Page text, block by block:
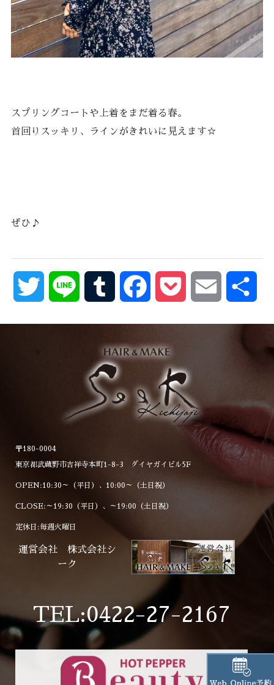
スプリングコートや上着をまだ着る春。
首回りスッキリ、ラインがきれいに見えます☆
ぜひ♪
Twitter Line Tumblr FacebookPocket Email
〒180-0004
東京都武蔵野市吉祥寺本町1-8-3 ダイヤガイビル5F
OPEN:10:30～（平日）、10:00～（土日祝）
CLOSE:～19:30（平日）、～19:00（土日祝）
定休日:毎週火曜日
運営会社 株式会社シ
ーク
TEL:0422-27-2167